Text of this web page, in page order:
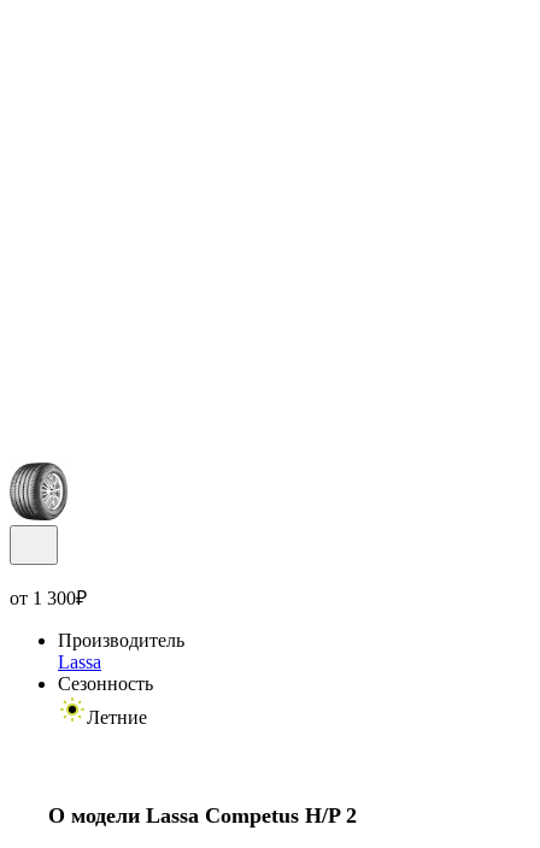
от 1 300₽
Производитель
Lassa
Сезонность
Летние
О модели Lassa Competus H/P 2